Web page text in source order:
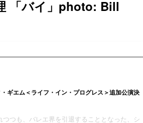
「バイ」photo: Bill
ギエム＜ライフ・イン・プログレス＞追加公演決
つつも、バレエ界を引退することとなった、シ